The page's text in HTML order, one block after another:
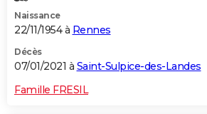
Naissance
22/11/1954 à Rennes
Décès
07/01/2021 à Saint-Sulpice-des-Landes
Famille FRESIL